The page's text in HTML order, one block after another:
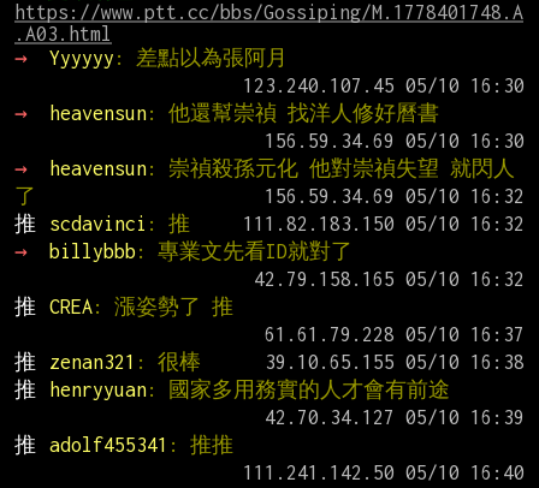
https://www.ptt.cc/bbs/Gossiping/M.1778401748.A
.A03.html
→
Yyyyyy : 差點以為張阿月
→
heavensun: 他還幫崇禎 找洋人修好曆書
→
heavensun: 崇禎殺孫元化 他對崇禎失望 就閃人
了
推
scdavinci : 推
→
billybbb : 專業文先看ID就對了
推
CREA: 漲姿勢了 推
推
zenan321 : 很棒
推
henryyuan: 國家多用務實的人才會有前途
推
adolf455341 : 推推